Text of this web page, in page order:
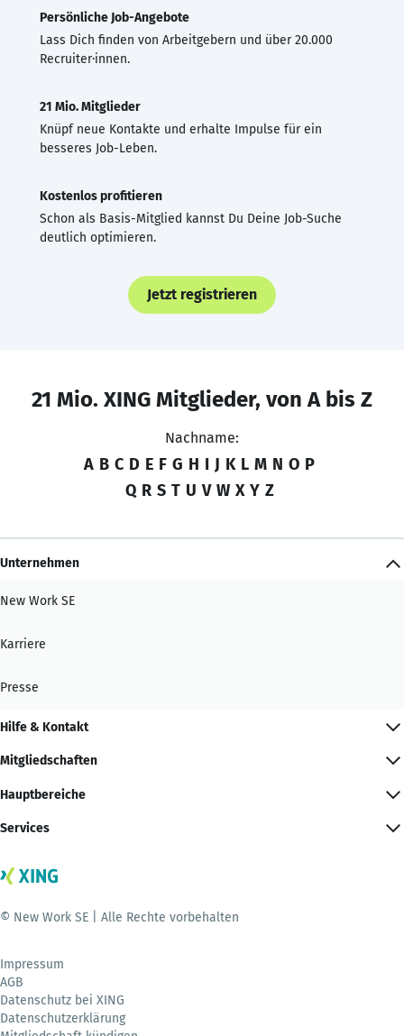
Persönliche Job-Angebote
Lass Dich finden von Arbeitgebern und über 20.000
Recruiter·innen.
21 Mio. Mitglieder
Knüpf neue Kontakte und erhalte Impulse für ein
besseres Job-Leben.
Kostenlos profitieren
Schon als Basis-Mitglied kannst Du Deine Job-Suche
deutlich optimieren.
Jetzt registrieren
21 Mio. XING Mitglieder, von A bis Z
Nachname:
A B C D E F G H I J K L M N O P
Q R S T U V W X Y Z
Unternehmen
New Work SE
Karriere
Presse
Hilfe & Kontakt
Mitgliedschaften
Hauptbereiche
Services
© New Work SE | Alle Rechte vorbehalten
Impressum
AGB
Datenschutz bei XING
Datenschutzerklärung